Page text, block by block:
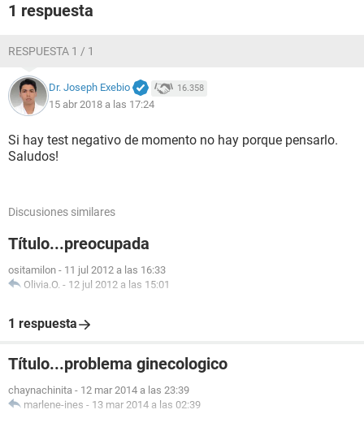
1 respuesta
RESPUESTA 1 / 1
Dr. Joseph Exebio 16.358
15 abr 2018 a las 17:24
Si hay test negativo de momento no hay porque pensarlo.
Saludos!
Discusiones similares
Título...preocupada
ositamilon - 11 jul 2012 a las 16:33
Olivia.O. - 12 jul 2012 a las 15:01
1 respuesta
Título...problema ginecologico
chaynachinita - 12 mar 2014 a las 23:39
marlene-ines - 13 mar 2014 a las 02:39